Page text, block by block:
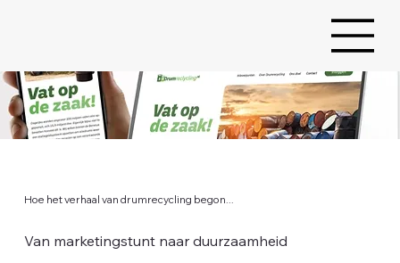
Hoe het verhaal van drumrecycling begon...
Van marketingstunt naar duurzaamheid